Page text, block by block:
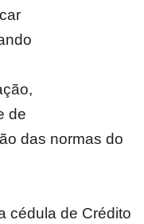
de
das normas do
cédula de Crédito